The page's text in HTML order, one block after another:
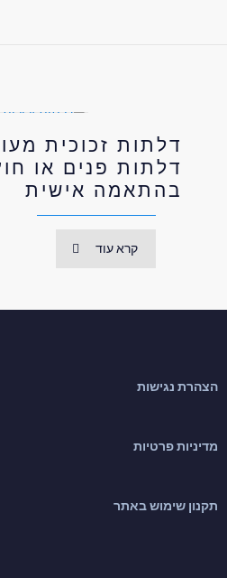
דלתות זכוכית
דלתות פנים או
בהתאמה אישית
קרא עוד
הצהרת נגישות
מדיניות פרטיות
תקנון שימוש באתר